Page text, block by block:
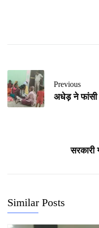
Previous
अधेड़ ने फांसी
सरकारी
Similar Posts